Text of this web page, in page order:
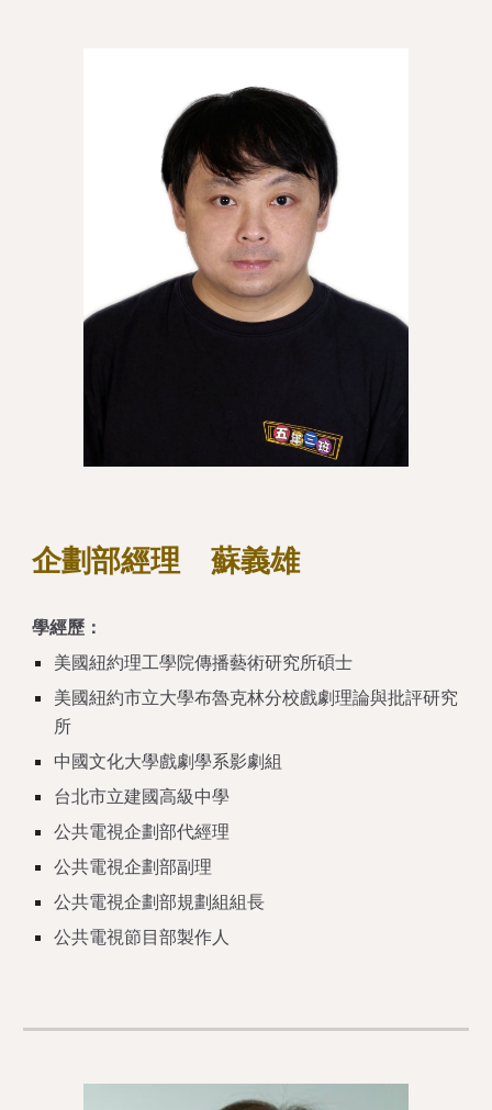
企劃部經理 蘇義雄
學經歷：
美國紐約理工學院傳播藝術研究所碩士
美國紐約市立大學布魯克林分校戲劇理論與批評研究
所
中國文化大學戲劇學系影劇組
台北市立建國高級中學
公共電視企劃部代經理
公共電視企劃部副理
公共電視企劃部規劃組組長
公共電視節目部製作人